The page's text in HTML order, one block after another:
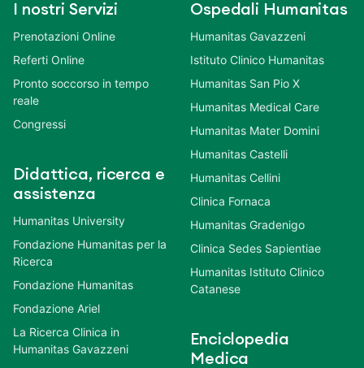
I nostri Servizi
Prenotazioni Online
Referti Online
Pronto soccorso in tempo
reale
Congressi
Didattica, ricerca e
assistenza
Humanitas University
Fondazione Humanitas per la
Ricerca
Fondazione Humanitas
Fondazione Ariel
La Ricerca Clinica in
Humanitas Gavazzeni
Ospedali Humanitas
Humanitas Gavazzeni
Istituto Clinico Humanitas
Humanitas San Pio X
Humanitas Medical Care
Humanitas Mater Domini
Humanitas Castelli
Humanitas Cellini
Clinica Fornaca
Humanitas Gradenigo
Clinica Sedes Sapientiae
Humanitas Istituto Clinico
Catanese
Enciclopedia
Medica